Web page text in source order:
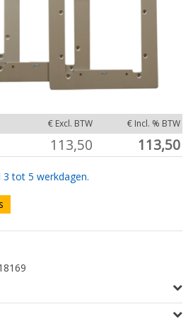
€ Excl. BTW € Incl. % BTW
113,50 113,50
tot 5 werkdagen.